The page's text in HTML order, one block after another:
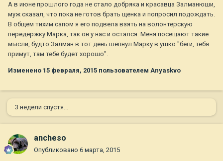
А в июне прошлого года не стало добряка и красавца Залманюши,
муж сказал, что пока не готов брать щенка и попросил подождать.
В общем тихим сапом я его подвела взять на волонтерскую
передержку Марка, так он у нас и остался. Меня посещают такие
мысли, будто Залман в тот день шепнул Марку в ушко "беги, тебя
примут, там тебе будет хорошо".
Изменено 15 февраля, 2015 пользователем Anyaskvo
3 недели спустя...
ancheso
Опубликовано 6 марта, 2015